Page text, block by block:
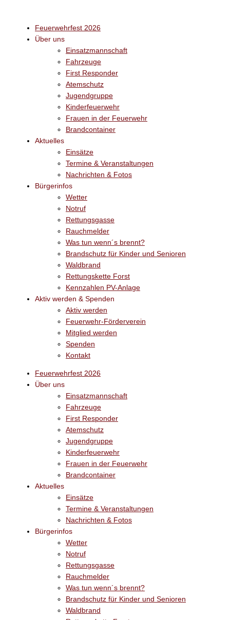
springen
Feuerwehrfest 2026
Über uns
Einsatzmannschaft
Fahrzeuge
First Responder
Atemschutz
Jugendgruppe
Kinderfeuerwehr
Frauen in der Feuerwehr
Brandcontainer
Aktuelles
Einsätze
Termine & Veranstaltungen
Nachrichten & Fotos
Bürgerinfos
Wetter
Notruf
Rettungsgasse
Rauchmelder
Was tun wenn´s brennt?
Brandschutz für Kinder und Senioren
Waldbrand
Rettungskette Forst
Kennzahlen PV-Anlage
Aktiv werden & Spenden
Aktiv werden
Feuerwehr-Förderverein
Mitglied werden
Spenden
Kontakt
Feuerwehrfest 2026
Über uns
Einsatzmannschaft
Fahrzeuge
First Responder
Atemschutz
Jugendgruppe
Kinderfeuerwehr
Frauen in der Feuerwehr
Brandcontainer
Aktuelles
Einsätze
Termine & Veranstaltungen
Nachrichten & Fotos
Bürgerinfos
Wetter
Notruf
Rettungsgasse
Rauchmelder
Was tun wenn´s brennt?
Brandschutz für Kinder und Senioren
Waldbrand